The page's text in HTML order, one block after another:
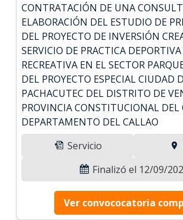
CONTRATACIÓN DE UNA
ELABORACIÓN DEL ESTUDIO DE
DEL PROYECTO DE INVERSIÓN
SERVICIO DE PRACTICA
RECREATIVA EN EL SECTOR
DEL PROYECTO ESPECIAL CIUDAD
PACHACUTEC DEL DISTRITO DE
PROVINCIA CONSTITUCIONAL DEL
DEPARTAMENTO DEL CALLAO
Servicio
Finalizó el 12/09/
Ver convococatoria